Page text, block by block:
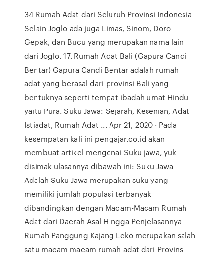
34 Rumah Adat dari Seluruh Provinsi Indonesia
Selain Joglo ada juga Limas, Sinom, Doro
Gepak, dan Bucu yang merupakan nama lain
dari Joglo. 17. Rumah Adat Bali (Gapura Candi
Bentar) Gapura Candi Bentar adalah rumah
adat yang berasal dari provinsi Bali yang
bentuknya seperti tempat ibadah umat Hindu
yaitu Pura. Suku Jawa: Sejarah, Kesenian, Adat
Istiadat, Rumah Adat ... Apr 21, 2020 · Pada
kesempatan kali ini pengajar.co.id akan
membuat artikel mengenai Suku jawa, yuk
disimak ulasannya dibawah ini: Suku Jawa
Adalah Suku Jawa merupakan suku yang
memiliki jumlah populasi terbanyak
dibandingkan dengan Macam-Macam Rumah
Adat dari Daerah Asal Hingga Penjelasannya
Rumah Panggung Kajang Leko merupakan salah
satu macam macam rumah adat dari Provinsi